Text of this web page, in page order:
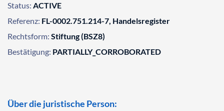
Status: ACTIVE
Referenz: FL-0002.751.214-7, Handelsregister
Rechtsform: Stiftung (BSZ8)
Bestätigung: PARTIALLY_CORROBORATED
Über die juristische Person: